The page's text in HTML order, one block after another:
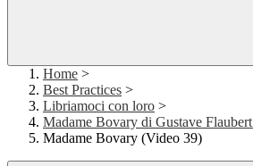
Home >
Best Practices >
Libriamoci con loro >
Madame Bovary di Gustave Flaubert
Madame Bovary (Video 39)